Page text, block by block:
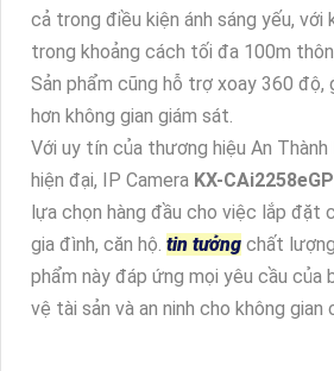
cả trong điều kiện ánh sáng yếu, với
trong khoảng cách tối đa 100m
Sản phẩm cũng hỗ trợ xoay 360 độ,
hơn không gian giám sát.
Với uy tín của thương hiệu An
hiện đại, IP Camera KX-
lựa chọn hàng đầu cho việc lắp đặt
gia đình, căn hộ. tin tưởng chất
phẩm này đáp ứng mọi yêu cầu của
vệ tài sản và an ninh cho không gian